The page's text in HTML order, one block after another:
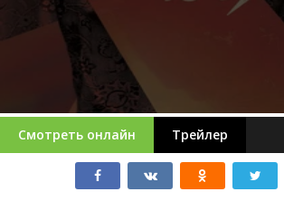
Смотреть онлайн Трейлер